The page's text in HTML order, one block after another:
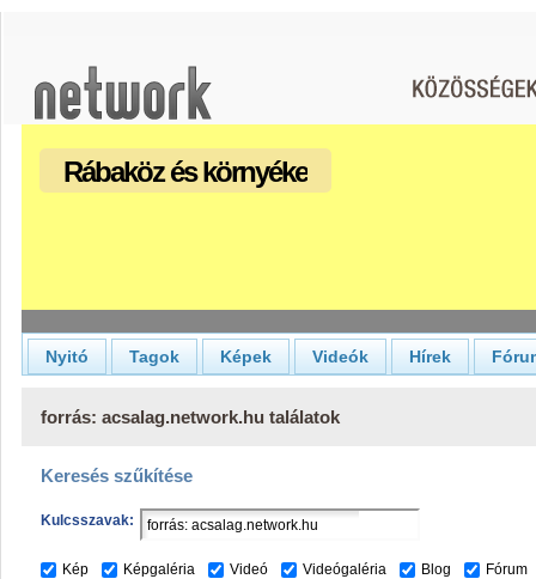
Rábaköz és környéke
Nyitó Tagok Képek Videók Hírek
forrás: acsalag.network.hu találatok
Keresés szűkítése
Kulcsszavak:
Kép Képgaléria Videó Videógaléria Blog Fórum